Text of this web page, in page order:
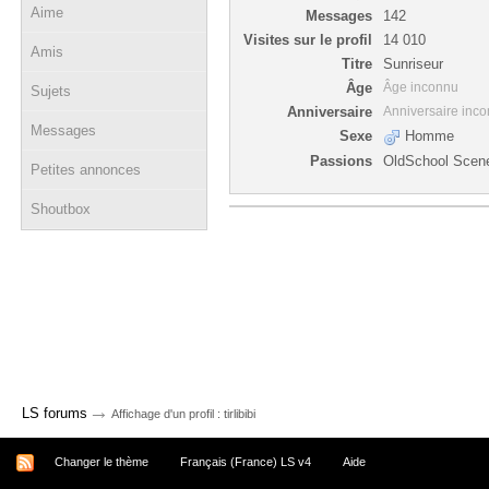
Aime
Amis
Sujets
Messages
Petites annonces
Shoutbox
Messages
142
Visites sur le profil
14 010
Titre
Sunriseur
Âge
Âge inconnu
Anniversaire Anniversaire
Sexe
Homme
Passions
OldSchool
LS forums → Affichage d'un profil : tirlibibi
Changer le thème Français (France) LS v4 Aide